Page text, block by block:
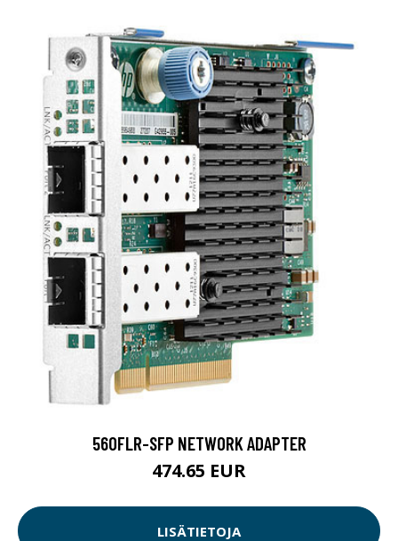
560FLR-SFP NETWORK ADAPTER
474.65 EUR
LISÄTIETOJA